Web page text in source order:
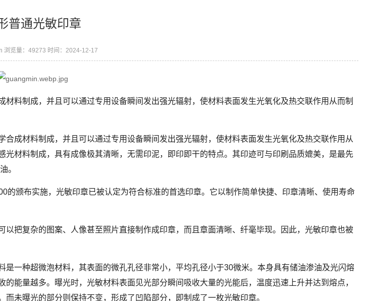
普通光敏印章
浏览量：49273 时间：2024-12-17
料制成，并且可以通过专用设备瞬间发出强光辐射，使材料表面发生光氧化及热交联作用从而制
材料制成，并且可以通过专用设备瞬间发出强光辐射，使材料表面发生光氧化及热交联作用从
材料制成，具有成像极其清晰，无需印泥，即印即干的特点。其印迹可与印刷品质媲美，是最先
。
布实施，光敏印章已被认定为符合标准的首选印章。它以制作简单快捷、印章清晰、使用寿命
复杂的图案、人像甚至照片直接制作成印章，而且章面清晰、纤毫毕现。因此，光敏印章也被
种超微泡材料，其表面的微孔孔径非常小，平均孔径小于30微米。本身具有储油渗油及光闪熔
能量越多。曝光时，光敏材料表面见光部分瞬间吸收大量的光能后，温度迅速上升并达到熔点，
未曝光的部分则保持不变，形成了凹陷部分，即制成了一枚光敏印章。